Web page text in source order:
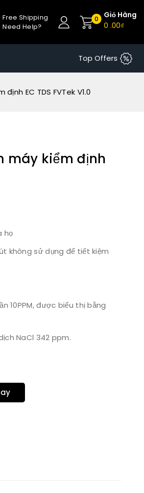
Free Shipping
Need Help?
0
Giỏ Hàng
0 .00₫
Top Offers
EC TDS FVTek V1.0
máy kiểm định
họ
không sử dụng để tiết kiệm
10PPM, được biểu thị bằng
NaCl 342 ppm.